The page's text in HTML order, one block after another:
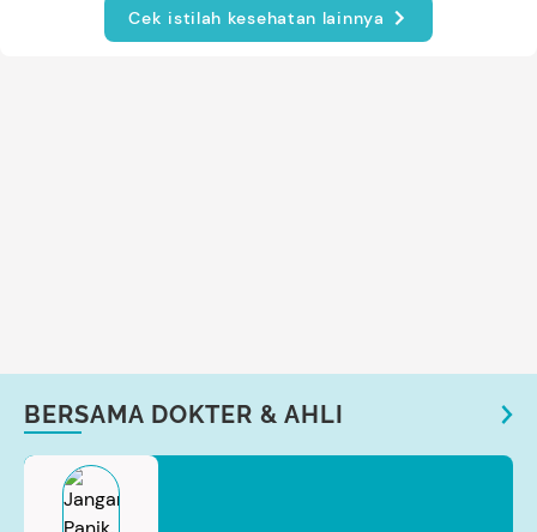
Cek istilah kesehatan lainnya
BERSAMA DOKTER & AHLI